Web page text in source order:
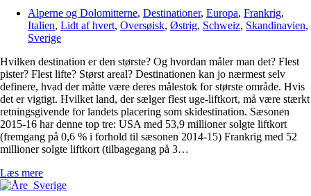
Alperne og Dolomitterne, Destinationer, Europa, Frankrig,
Italien, Lidt af hvert, Oversøisk, Østrig, Schweiz, Skandinavien,
Sverige
Hvilken destination er den største? Og hvordan måler man det? Flest
pister? Flest lifte? Størst areal? Destinationen kan jo nærmest selv
definere, hvad der måtte være deres målestok for største område. Hvis
det er vigtigt. Hvilket land, der sælger flest uge-liftkort, må være stærkt
retningsgivende for landets placering som skidestination. Sæsonen
2015-16 har denne top tre: USA med 53,9 millioner solgte liftkort
(fremgang på 0,6 % i forhold til sæsonen 2014-15) Frankrig med 52
millioner solgte liftkort (tilbagegang på 3…
Læs mere